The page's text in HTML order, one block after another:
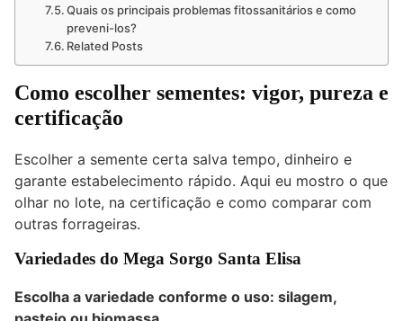
Quais os principais problemas fitossanitários e como
preveni-los?
Related Posts
Como escolher sementes: vigor, pureza e
certificação
Escolher a semente certa salva tempo, dinheiro e
garante estabelecimento rápido. Aqui eu mostro o que
olhar no lote, na certificação e como comparar com
outras forrageiras.
Variedades do Mega Sorgo Santa Elisa
Escolha a variedade conforme o uso: silagem,